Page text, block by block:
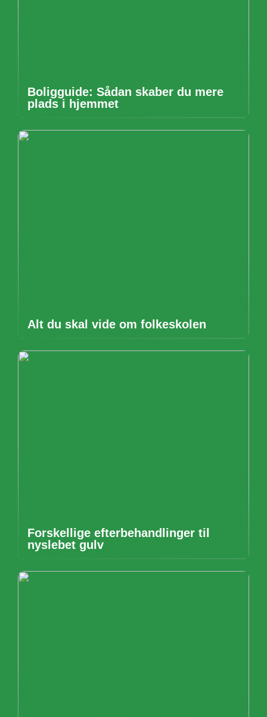
Boligguide: Sådan skaber du mere
plads i hjemmet
Alt du skal vide om folkeskolen
Forskellige efterbehandlinger til
nyslebet gulv